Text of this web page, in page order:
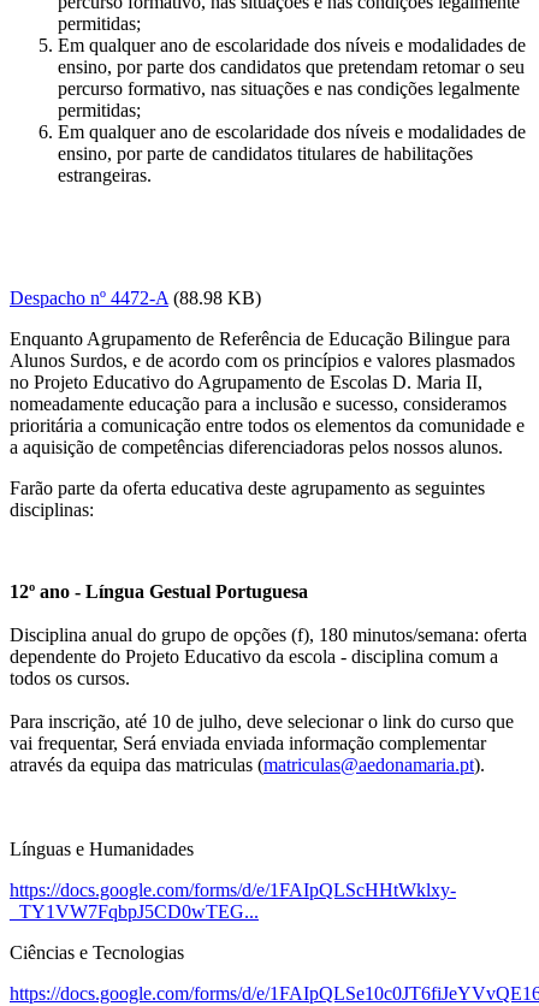
permitidas;
Em qualquer ano de escolaridade dos níveis e modalidades de
ensino, por parte dos candidatos que pretendam retomar o seu
percurso formativo, nas situações e nas condições legalmente
permitidas;
Em qualquer ano de escolaridade dos níveis e modalidades de
ensino, por parte de candidatos titulares de habilitações
estrangeiras.
Despacho nº 4472-A (88.98 KB)
Enquanto Agrupamento de Referência de Educação Bilingue para
Alunos Surdos, e de acordo com os princípios e valores plasmados
no Projeto Educativo do Agrupamento de Escolas D. Maria II,
nomeadamente educação para a inclusão e sucesso, consideramos
prioritária a comunicação entre todos os elementos da comunidade e
a aquisição de competências diferenciadoras pelos nossos alunos.
Farão parte da oferta educativa deste agrupamento as seguintes
disciplinas:
12º ano - Língua Gestual Portuguesa
Disciplina anual do grupo de opções (f), 180 minutos/semana: oferta
dependente do Projeto Educativo da escola - disciplina comum a
todos os cursos.
Para inscrição, até 10 de julho, deve selecionar o link do curso que
vai frequentar, Será enviada enviada informação complementar
através da equipa das matriculas (matriculas@aedonamaria.pt).
Línguas e Humanidades
https://docs.google.com/forms/d/e/1FAIpQLScHHtWklxy-
_TY1VW7FqbpJ5CD0wTEG...
Ciências e Tecnologias
https://docs.google.com/forms/d/e/